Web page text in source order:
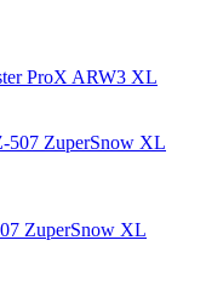
ProX ARW3 XL
ZuperSnow XL